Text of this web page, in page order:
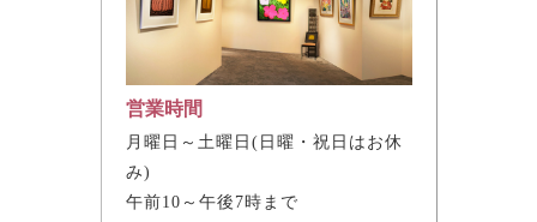
営業時間
月曜日～土曜日(日曜・祝日はお休
み)
午前10～午後7時まで